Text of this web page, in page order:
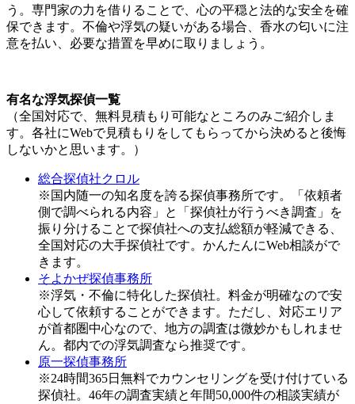
う。専門家の力を借りることで、心の平穏と法的な安全を確
保できます。不倫や浮気の疑いがある場合、香水の匂いに注
意を払い、必要な措置を早めに取りましょう。
有名な浮気探偵一覧
（全国対応で、無料見積もり可能なところのみご紹介しま
す。各社にWebで見積もりをしてもらってから決めると後悔
しないかと思います。）
総合探偵社クロル
※国内随一の知名度を誇る探偵事務所です。「依頼者
側で調べられる内容」と「探偵社が行うべき調査」を
振り分けることで探偵社への支払総額が軽減できる、
全国対応の大手探偵社です。かんたんにWeb相談がで
きます。
そよかぜ探偵事務所
※浮気・不倫に特化した探偵社。料金が明確なので安
心して依頼することができます。ただし、対応エリア
が首都圏中心なので、地方の調査は微妙かもしれませ
ん。都内での浮気調査なら推奨です。
原一探偵事務所
※24時間365日無料でカウンセリングを受け付けている
探偵社。46年の調査実績と年間50,000件の相談実績が